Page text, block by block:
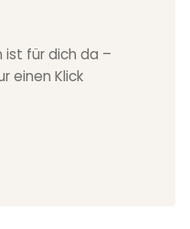
ist für dich da –
einen Klick